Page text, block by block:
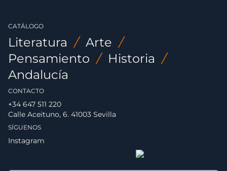
CATÁLOGO
Literatura / Arte /
Pensamiento / Historia /
Andalucía
CONTACTO
+34 647 511 220
Calle Aceituno, 6. 41003 Sevilla
SÍGUENOS
Instagram